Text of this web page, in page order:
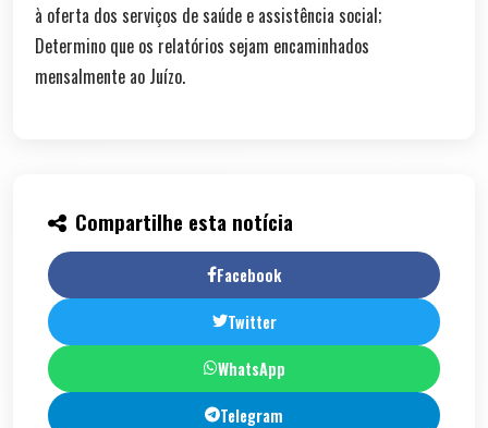
à oferta dos serviços de saúde e assistência social;
Determino que os relatórios sejam encaminhados
mensalmente ao Juízo.
Compartilhe esta notícia
Facebook
Twitter
WhatsApp
Telegram